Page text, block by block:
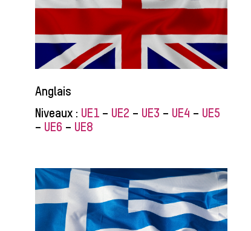
Anglais
Niveaux : UE1– UE2 – UE3 – UE4 – UE5
– UE6 – UE8